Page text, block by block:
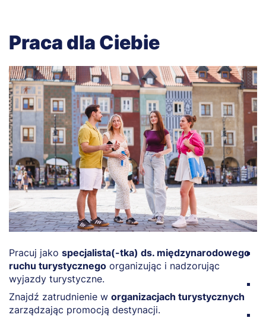
Praca dla Ciebie
Pracuj jako specjalista(-tka) ds. międzynarodowego
ruchu turystycznego organizując i nadzorując
wyjazdy turystyczne.
Znajdź zatrudnienie w organizacjach turystycznych
zarządzając promocją destynacji.